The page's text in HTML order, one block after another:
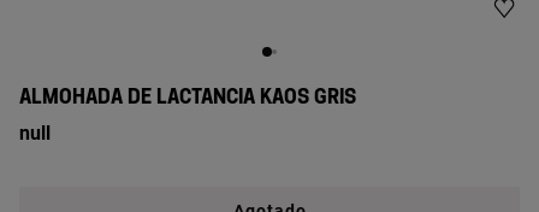
ALMOHADA DE LACTANCIA KAOS GRIS
null